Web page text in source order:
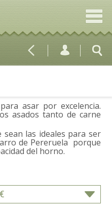
asar por excelencia.
asados tanto de carne
sean las ideales para ser
de Pereruela porque
del horno.